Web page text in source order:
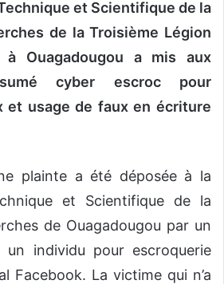
et Scientifique de la
de la Troisième Légion
à Ouagadougou a mis aux
cyber escroc pour
et usage de faux en écriture
plainte a été déposée à la
et Scientifique de la
de Ouagadougou par un
un individu pour escroquerie
Facebook. La victime qui n’a